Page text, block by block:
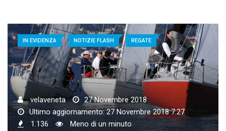
IN EVIDENZA NOTIZIE FLASH REGATE
velaveneta
27 Novembre 2018
Ultimo aggiornamento: 27 Novembre 2018 7:27
1.136
Meno di un minuto